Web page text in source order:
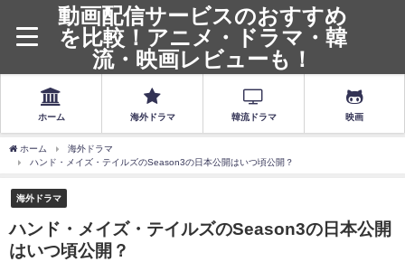
動画配信サービスのおすすめ
を比較！アニメ・ドラマ・韓
流・映画レビューも！
ホーム 海外ドラマ 韓流ドラマ 映画
ホーム
海外ドラマ
ハンド・メイズ・テイルズのSeason3の日本公開はいつ頃公開？
海外ドラマ
ハンド・メイズ・テイルズのSeason3の日本公開
はいつ頃公開？